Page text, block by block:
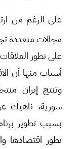
على الرغم من
مجالات متعددة
على تطور
أسباب منها أن
وتنتج إيران
سورية، ناهيك
بسبب تطوير
تطور اقتصادها